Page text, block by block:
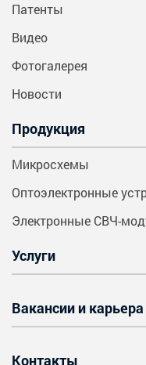
Патенты
Видео
Фотогалерея
Новости
Продукция
Микросхемы
Оптоэлектронные
Электронные СВЧ-
Услуги
Вакансии и карьера
Контакты